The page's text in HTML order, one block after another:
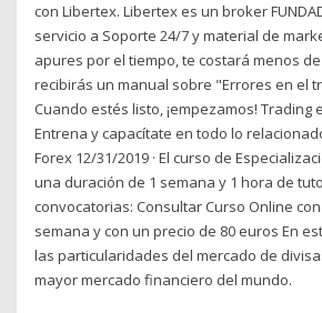
con Libertex. Libertex es un broker
servicio a Soporte 24/7 y material de
apures por el tiempo, te costará menos
recibirás un manual sobre "Errores en el
Cuando estés listo, ¡empezamos! Trading
Entrena y capacítate en todo lo
Forex 12/31/2019 · El curso de
una duración de 1 semana y 1 hora de
convocatorias: Consultar Curso Online
semana y con un precio de 80 euros En
las particularidades del mercado de
mayor mercado financiero del mundo.